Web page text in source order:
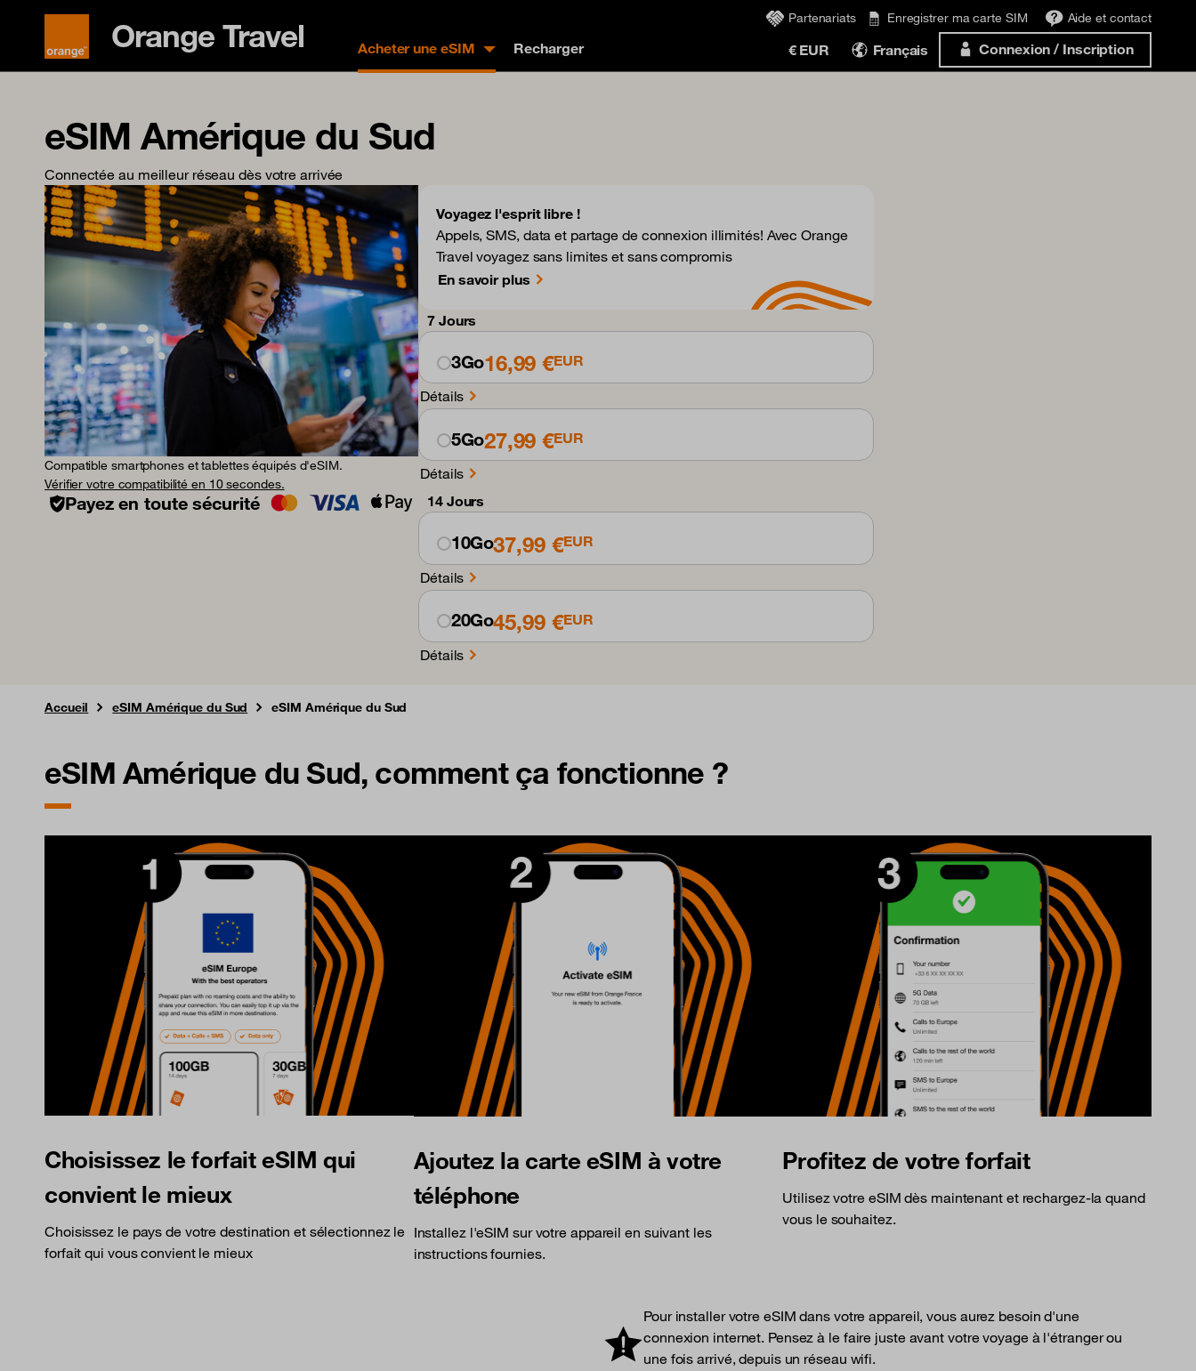
Orange Travel Acheter une eSIM Recharger
Partenariats Enregistrer ma carte SIM Aide et contact
€ EUR Français Connexion / Inscription
eSIM Amérique du Sud
Connectée au meilleur réseau dès votre arrivée
Compatible smartphones et tablettes équipés d'eSIM.
Vérifier votre compatibilité en 10 secondes.
Payez en toute sécurité
Voyagez l'esprit libre !
Appels, SMS, data et partage de connexion illimités! Avec Orange
Travel voyagez sans limites et sans compromis
En savoir plus
7 Jours
3Go16,99 €EUR
Détails
5Go27,99 €EUR
Détails
14 Jours
10Go37,99 €EUR
Détails
20Go45,99 €EUR
Détails
Accueil eSIM Amérique du Sud eSIM Amérique du Sud
eSIM Amérique du Sud, comment ça fonctionne ?
Choisissez le forfait eSIM qui
convient le mieux
Choisissez le pays de votre destination et sélectionnez le
forfait qui vous convient le mieux
Ajoutez la carte eSIM à votre
téléphone
Installez l'eSIM sur votre appareil en suivant les
instructions fournies.
Profitez de votre forfait
Utilisez votre eSIM dès maintenant et rechargez-la quand
vous le souhaitez.
Pour installer votre eSIM dans votre appareil, vous aurez besoin d'une
connexion internet. Pensez à le faire juste avant votre voyage à l'étranger ou
une fois arrivé, depuis un réseau wifi.